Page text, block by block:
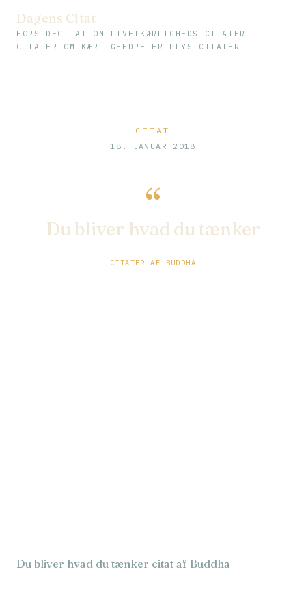
Dagens Citat
FORSIDE CITAT OM LIVET KÆRLIGHEDS CITATER
CITATER OM KÆRLIGHED PETER PLYS CITATER
CITAT
18. JANUAR 2018
“
Du bliver hvad du tænker
CITATER AF BUDDHA
Du bliver hvad du tænker citat af Buddha